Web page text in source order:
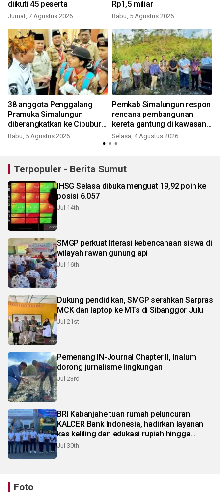
diikuti 45 peserta
Jumat, 7 Agustus 2026
Rp1,5 miliar
Rabu, 5 Agustus 2026
38 anggota Penggalang
Pramuka Simalungun
diberangkatkan ke Cibubur
ikuti Jamnas 2026
Rabu, 5 Agustus 2026
Pemkab Simalungun respon
rencana pembangunan
kereta gantung di kawasan
Danau Toba
Selasa, 4 Agustus 2026
Terpopuler - Berita Sumut
IHSG Selasa dibuka menguat 19,92 poin ke
posisi 6.057
Jul 14th
SMGP perkuat literasi kebencanaan siswa di
wilayah rawan gunung api
Jul 16th
Dukung pendidikan, SMGP serahkan Sarpras
MCK dan laptop ke MTs di Sibanggor Julu
Jul 21st
Pemenang IN-Journal Chapter II, Inalum
dorong jurnalisme lingkungan
Jul 23rd
BRI Kabanjahe tuan rumah peluncuran
KALCER Bank Indonesia, hadirkan layanan
kas keliling dan edukasi rupiah hingga
pelosok Karo
Jul 30th
Foto